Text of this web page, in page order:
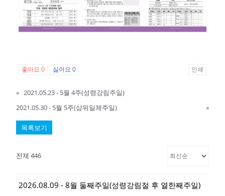
좋아요0 싫어요0 인쇄
« 2021.05.23 - 5월 4주(성령강림주일)
2021.05.30 - 5월 5주(삼위일체주일)
»
목록보기
전체 446
2026.08.09 - 8월 둘째주일(성령강림절 후 열한째주일)